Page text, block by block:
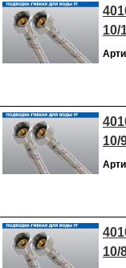
10/
10/
10/